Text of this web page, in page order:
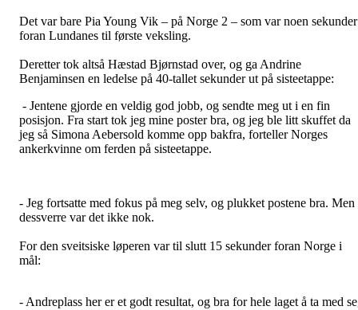
Det var bare Pia Young Vik – på Norge 2 – som var noen sekunder
foran Lundanes til første veksling.
Deretter tok altså Hæstad Bjørnstad over, og ga Andrine
Benjaminsen en ledelse på 40-tallet sekunder ut på sisteetappe:
- Jentene gjorde en veldig god jobb, og sendte meg ut i en fin
posisjon. Fra start tok jeg mine poster bra, og jeg ble litt skuffet da
jeg så Simona Aebersold komme opp bakfra, forteller Norges
ankerkvinne om ferden på sisteetappe.
- Jeg fortsatte med fokus på meg selv, og plukket postene bra. Men
dessverre var det ikke nok.
For den sveitsiske løperen var til slutt 15 sekunder foran Norge i
mål:
- Andreplass her er et godt resultat, og bra for hele laget å ta med